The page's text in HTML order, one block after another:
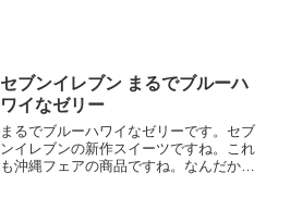
セブンイレブン まるでブルーハ
ワイなゼリー
まるでブルーハワイなゼリーです。セブ
ンイレブンの新作スイーツですね。これ
も沖縄フェアの商品ですね。なんだかお